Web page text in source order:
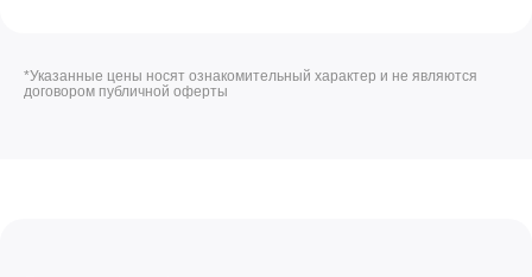
*Указанные цены носят ознакомительный характер и не являются
договором публичной оферты